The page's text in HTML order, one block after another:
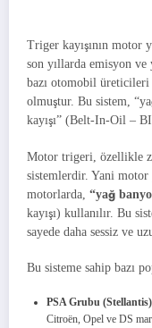
Triger kayışının motor
son yıllarda emisyon
bazı otomobil üreticileri
olmuştur. Bu sistem,
kayışı” (Belt-In-Oil –
Motor trigeri, özellikle
sistemlerdir. Yani motor
motorlarda, “yağ
kayışı) kullanılır. Bu
sayede daha sessiz ve
Bu sisteme sahip bazı
PSA Grubu
Citroën, Opel ve DS